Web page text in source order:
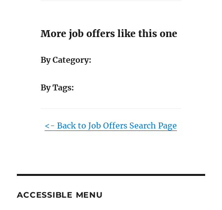
More job offers like this one
By Category:
By Tags:
<- Back to Job Offers Search Page
ACCESSIBLE MENU